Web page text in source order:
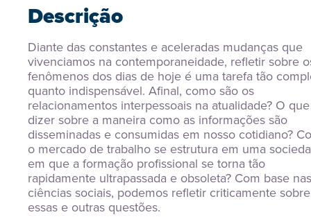
Descrição
Diante das constantes e aceleradas mudanças que
vivenciamos na contemporaneidade, refletir sobre
fenômenos dos dias de hoje é uma tarefa tão
quanto indispensável. Afinal, como são os
relacionamentos interpessoais na atualidade? O que
dizer sobre a maneira como as informações são
disseminadas e consumidas em nosso cotidiano?
o mercado de trabalho se estrutura em uma
em que a formação profissional se torna tão
rapidamente ultrapassada e obsoleta? Com base nas
ciências sociais, podemos refletir criticamente sobre
essas e outras questões.